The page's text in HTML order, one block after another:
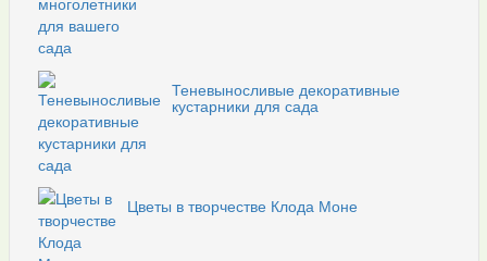
Теневыносливые декоративные
кустарники для сада
Цветы в творчестве Клода Моне